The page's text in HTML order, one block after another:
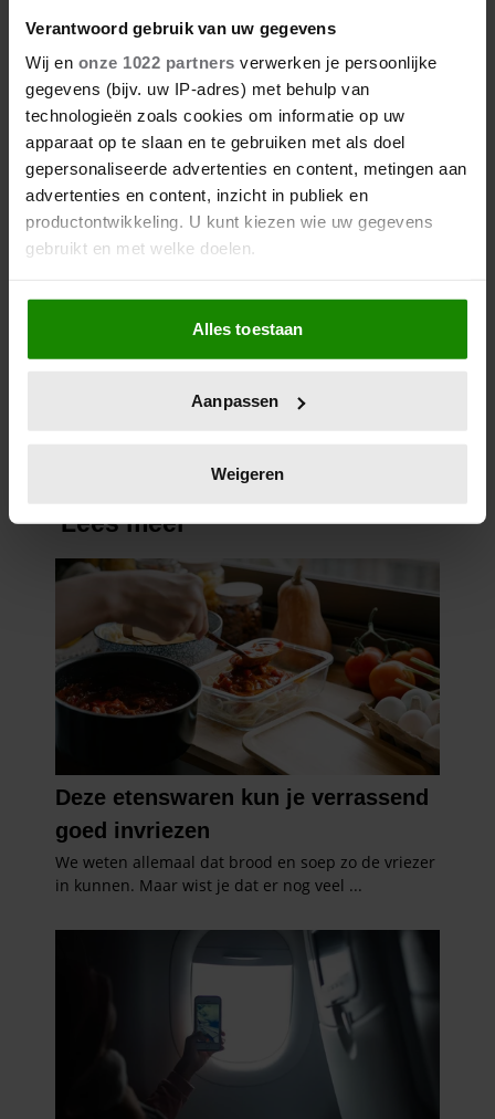
Verantwoord gebruik van uw gegevens
Wij en onze 1022 partners verwerken je persoonlijke
gegevens (bijv. uw IP-adres) met behulp van
technologieën zoals cookies om informatie op uw
apparaat op te slaan en te gebruiken met als doel
gepersonaliseerde advertenties en content, metingen aan
advertenties en content, inzicht in publiek en
productontwikkeling. U kunt kiezen wie uw gegevens
gebruikt en met welke doelen.
Als u het toestaat, willen we ook graag:
Informatie verzamelen over uw geografische
locatie, die tot een paar meter nauwkeurig kan zijn
scannen op specifieke eigenschappen (fingerprinting)
verwerkt en stel uw voorkeuren in het
intrekken in de Cookieverklaring.
We gebruiken cookies om content en advertenties te
personaliseren, om functies voor social media te bieden
en om ons websiteverkeer te analyseren. Ook delen we
informatie over uw gebruik van onze site met onze
partners voor social media, adverteren en analyse. Deze
partners kunnen deze gegevens combineren met andere
informatie die u aan ze heeft verstrekt of die ze hebben
verzameld op basis van uw gebruik van hun services. U
gaat akkoord met onze cookies als u onze website blijft
Alles toestaan
Aanpassen
Weigeren
Deze zomer lekker genieten
van je tuin? Dít moet je nu